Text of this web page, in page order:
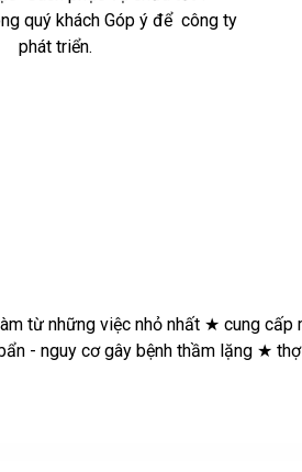
quý khách Góp ý để công ty
phát triển.
★cung cấp máy lạnh giá rẻ tại
là đối tác của hơn 200 tòa nhà -